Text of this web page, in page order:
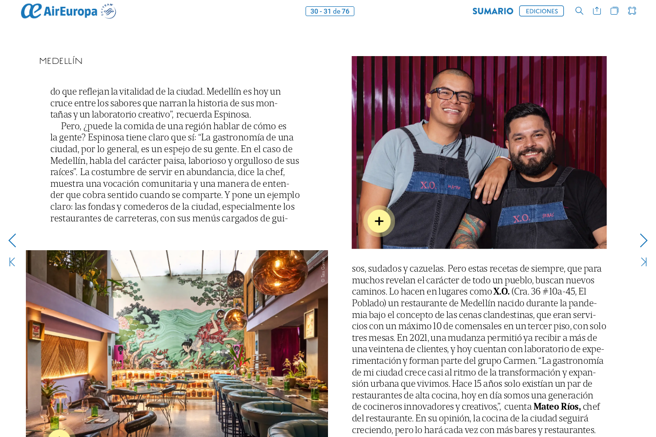
30 - 31 de 76
MEDELLÍN
do que reflejanlavitalidad de la ciudad. Medellín es hoyun
cruce entrelos sabores que narranlahistoria de sus mon-
tañas y unlaboratorio creativo”, recuerda Espinosa.
Pero, ¿puede la comida de una región hablar de cómo es
la gente? Espinosatiene claro que sí: “La gastronomía de una
ciudad, por lo general, es un espejo de su gente. En el caso de
Medellín, habla del carácter paisa, laborioso y orgulloso de sus
raíces”. La costumbre de servir en abundancia, dice la chef,
muestra unavocación comunitariay unamanera de enten-
der que cobra sentido cuando se comparte. Y pone un ejemplo
claro: las fondas y comederos de la ciudad, especialmente los
restaurantes de carreteras, con sus menús cargados de gui-
©
Tato
Gomez sos, sudados y cazuelas. Pero estas recetas de siempre, que para
muchos revelan el carácter de todo unpueblo, buscan nuevos
caminos. Lo hacen enlugares comoX.O. (Cra. 36 #10a-45, El
Poblado) unrestaurante de Medellín nacido durante la pande-
mia bajo el concepto de las cenas clandestinas, que eran servi-
cios conun máximo10 de comensales en untercer piso, con solo
tres mesas. En 2021,unamudanza permitióya recibir a más de
unaveintena de clientes, yhoy cuentan conlaboratorio de expe-
rimentaciónyformanparte del grupo Carmen. “La gastronomía
de mi ciudad crece casialritmo de la transformación y expan-
sión urbana quevivimos. Hace 15 años solo existían unpar de
restaurantes de alta cocina, hoy en día somos una generación
de cocineros innovadores y creativos,”, cuenta Mateo Ríos, chef
delrestaurante. En su opinión, la cocina de la ciudad seguirá
creciendo, perolo hará cadavez con más bares y restaurantes.